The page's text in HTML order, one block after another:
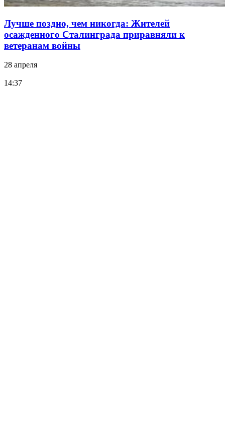
Лучше поздно, чем никогда: Жителей
осажденного Сталинграда приравняли к
ветеранам войны
28 апреля
14:37